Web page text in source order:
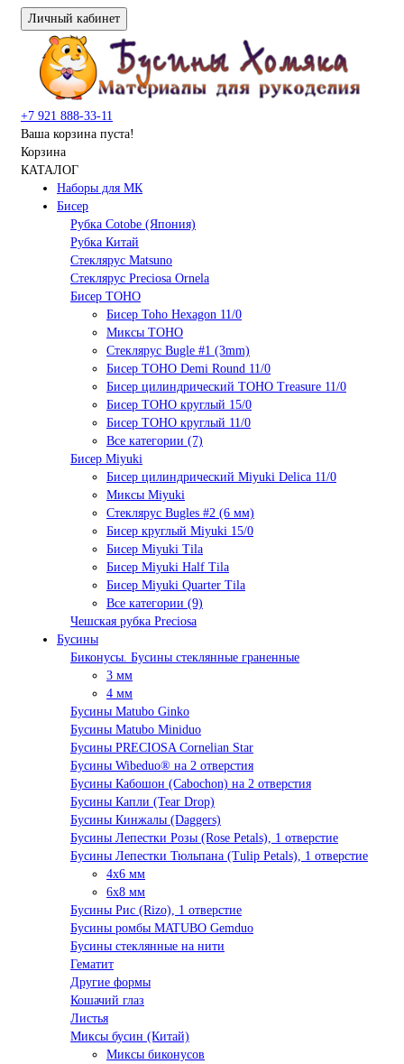
Личный кабинет
+7 921 888-33-11
Ваша корзина пуста!
Корзина
КАТАЛОГ
Наборы для МК
Бисер
Рубка Cotobe (Япония)
Рубка Китай
Стеклярус Matsuno
Стеклярус Preciosa Ornela
Бисер TOHO
Бисер Toho Hexagon 11/0
Миксы TOHO
Стеклярус Bugle #1 (3mm)
Бисер TOHO Demi Round 11/0
Бисер цилиндрический TOHO Treasure 11/0
Бисер TOHO круглый 15/0
Бисер TOHO круглый 11/0
Все категории (7)
Бисер Miyuki
Бисер цилиндрический Miyuki Delica 11/0
Миксы Miyuki
Стеклярус Bugles #2 (6 мм)
Бисер круглый Miyuki 15/0
Бисер Miyuki Tila
Бисер Miyuki Half Tila
Бисер Miyuki Quarter Tila
Все категории (9)
Чешская рубка Preciosa
Бусины
Биконусы. Бусины стеклянные граненные
3 мм
4 мм
Бусины Matubo Ginko
Бусины Matubo Miniduo
Бусины PRECIOSA Cornelian Star
Бусины Wibeduo® на 2 отверстия
Бусины Кабошон (Cabochon) на 2 отверстия
Бусины Капли (Tear Drop)
Бусины Кинжалы (Daggers)
Бусины Лепестки Розы (Rose Petals), 1 отверстие
Бусины Лепестки Тюльпана (Tulip Petals), 1 отверстие
4x6 мм
6x8 мм
Бусины Рис (Rizo), 1 отверстие
Бусины ромбы MATUBO Gemduo
Бусины стеклянные на нити
Гематит
Другие формы
Кошачий глаз
Листья
Миксы бусин (Китай)
Миксы биконусов